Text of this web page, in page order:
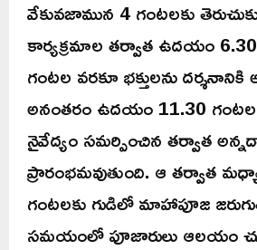
వేకువజామున 4 గంటలకు
కార్యక్రమాల తర్వాత ఉదయం
గంటల వరకూ భక్తులను
అనంతరం ఉదయం 11.30
నైవేద్యం సమర్పించిన తర్వాత
ప్రారంభమవుతుంది. ఆ తర్వాత
గంటలకు గుడిలో మాహాపూజ
సమయంలో పూజారులు ఆలయం